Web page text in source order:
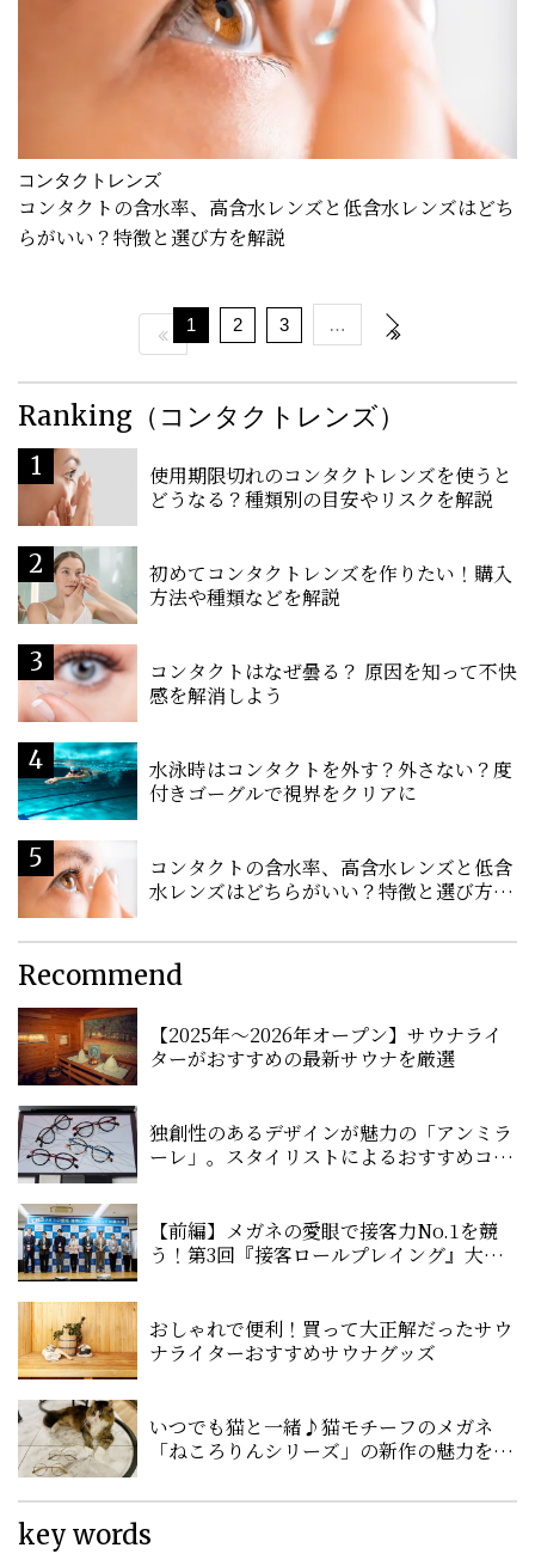
コンタクトレンズ
コンタクトの含水率、高含水レンズと低含水レンズはどち
らがいい？特徴と選び方を解説
1 2 3 …
Ranking（コンタクトレンズ）
使用期限切れのコンタクトレンズを使うと
どうなる？種類別の目安やリスクを解説
初めてコンタクトレンズを作りたい！購入
方法や種類などを解説
コンタクトはなぜ曇る？ 原因を知って不快
感を解消しよう
水泳時はコンタクトを外す？外さない？度
付きゴーグルで視界をクリアに
コンタクトの含水率、高含水レンズと低含
水レンズはどちらがいい？特徴と選び方を
Recommend
【2025年〜2026年オープン】サウナライ
ターがおすすめの最新サウナを厳選
独創性のあるデザインが魅力の「アンミラ
ーレ」。スタイリストによるおすすめコー
【前編】メガネの愛眼で接客力No.1を競
う！第3回『接客ロールプレイング』大会
おしゃれで便利！買って大正解だったサウ
ナライターおすすめサウナグッズ
いつでも猫と一緒♪猫モチーフのメガネ
「ねころりんシリーズ」の新作の魅力をご
key words